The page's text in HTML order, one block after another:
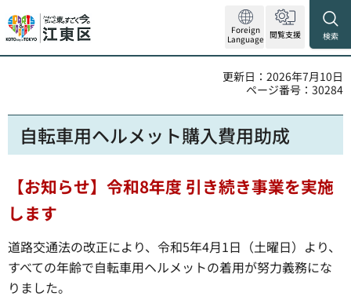
Foreign
Language 閲覧支援 検索
更新日：2026年7月10日
ページ番号：30284
自転車用ヘルメット購入費用助成
【お知らせ】令和8年度 引き続き事業を実施
します
道路交通法の改正により、令和5年4月1日（土曜日）より、
すべての年齢で自転車用ヘルメットの着用が努力義務にな
りました。